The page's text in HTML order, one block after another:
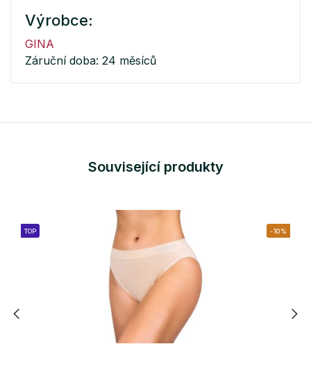
Výrobce:
GINA
Záruční doba: 24 měsíců
Související produkty
TOP -10%